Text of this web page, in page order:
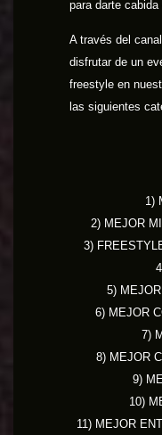
para darte
A través del
disfrutar de un
freestyle en
las siguientes
1)
2) MEJOR
3)
5)
6) MEJOR
7)
8) MEJOR
9)
10)
11) MEJOR